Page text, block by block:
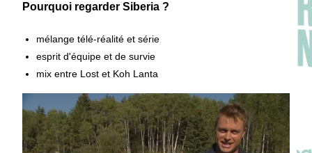
Pourquoi regarder Siberia ?
mélange télé-réalité et série
esprit d'équipe et de survie
mix entre Lost et Koh Lanta